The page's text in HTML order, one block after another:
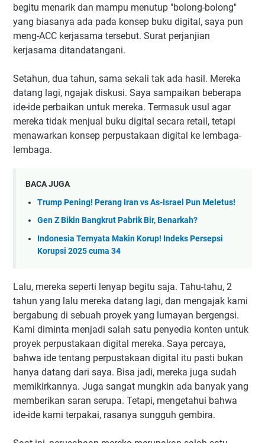
begitu menarik dan mampu menutup "bolong-bolong"
yang biasanya ada pada konsep buku digital, saya pun
meng-ACC kerjasama tersebut. Surat perjanjian
kerjasama ditandatangani.
Setahun, dua tahun, sama sekali tak ada hasil. Mereka
datang lagi, ngajak diskusi. Saya sampaikan beberapa
ide-ide perbaikan untuk mereka. Termasuk usul agar
mereka tidak menjual buku digital secara retail, tetapi
menawarkan konsep perpustakaan digital ke lembaga-
lembaga.
BACA JUGA
Trump Pening! Perang Iran vs As-Israel Pun Meletus!
Gen Z Bikin Bangkrut Pabrik Bir, Benarkah?
Indonesia Ternyata Makin Korup! Indeks Persepsi
Korupsi 2025 cuma 34
Lalu, mereka seperti lenyap begitu saja. Tahu-tahu, 2
tahun yang lalu mereka datang lagi, dan mengajak kami
bergabung di sebuah proyek yang lumayan bergengsi.
Kami diminta menjadi salah satu penyedia konten untuk
proyek perpustakaan digital mereka. Saya percaya,
bahwa ide tentang perpustakaan digital itu pasti bukan
hanya datang dari saya. Bisa jadi, mereka juga sudah
memikirkannya. Juga sangat mungkin ada banyak yang
memberikan saran serupa. Tetapi, mengetahui bahwa
ide-ide kami terpakai, rasanya sungguh gembira.